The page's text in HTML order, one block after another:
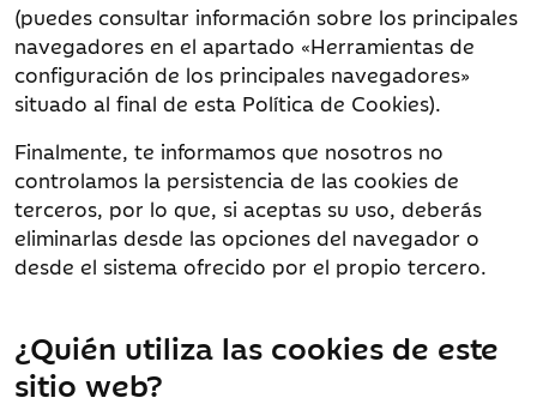
(puedes consultar información sobre los principales
navegadores en el apartado «Herramientas de
configuración de los principales navegadores»
situado al final de esta Política de Cookies).
Finalmente, te informamos que nosotros no
controlamos la persistencia de las cookies de
terceros, por lo que, si aceptas su uso, deberás
eliminarlas desde las opciones del navegador o
desde el sistema ofrecido por el propio tercero.
¿Quién utiliza las cookies de este
sitio web?